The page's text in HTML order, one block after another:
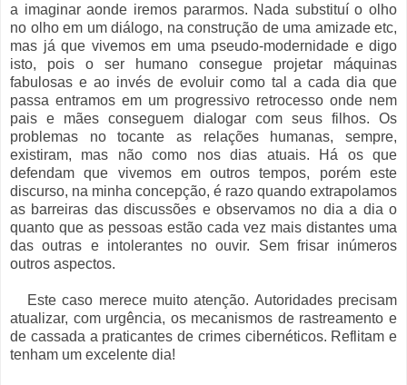
a imaginar aonde iremos pararmos. Nada substituí o olho
no olho em um diálogo, na construção de uma amizade etc,
mas já que vivemos em uma pseudo-modernidade e digo
isto, pois o ser humano consegue projetar máquinas
fabulosas e ao invés de evoluir como tal a cada dia que
passa entramos em um progressivo retrocesso onde nem
pais e mães conseguem dialogar com seus filhos. Os
problemas no tocante as relações humanas, sempre,
existiram, mas não como nos dias atuais. Há os que
defendam que vivemos em outros tempos, porém este
discurso, na minha concepção, é razo quando extrapolamos
as barreiras das discussões e observamos no dia a dia o
quanto que as pessoas estão cada vez mais distantes uma
das outras e intolerantes no ouvir. Sem frisar inúmeros
outros aspectos.
Este caso merece muito atenção. Autoridades precisam
atualizar, com urgência, os mecanismos de rastreamento e
de cassada a praticantes de crimes cibernéticos. Reflitam e
tenham um excelente dia!